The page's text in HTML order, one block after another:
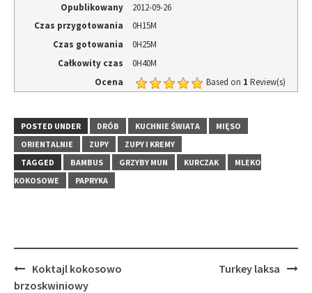
Opublikowany
2012-09-26
Czas przygotowania
0H15M
Czas gotowania
0H25M
Całkowity czas
0H40M
Ocena
Based on 1 Review(s)
POSTED UNDER DRÓB KUCHNIE ŚWIATA
MIĘSO
ORIENTALNIE
ZUPY
ZUPY I KREMY
TAGGED
BAMBUS GRZYBY MUN KURCZAK
MLEKO
KOKOSOWE
PAPRYKA
Post
navigation
Koktajl kokosowo
brzoskwiniowy
Turkey laksa